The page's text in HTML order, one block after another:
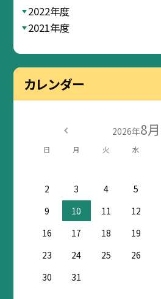
2022年度
2021年度
カレンダー
2026年8月
日 月 火 水
2
3 4 5
9
10 11 12
16
17 18 19
23
24 25 26
30
31